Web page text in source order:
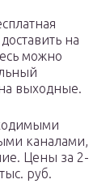
на
можно
выходные.
каналами,
Цены за 2-
руб.